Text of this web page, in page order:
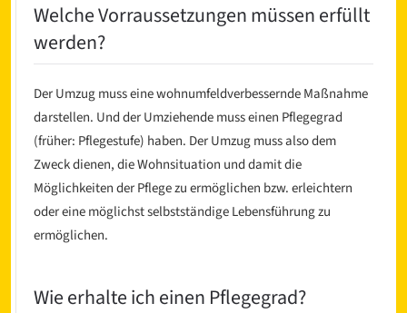
Welche Vorraussetzungen müssen erfüllt
werden?
Der Umzug muss eine wohnumfeldverbessernde Maßnahme
darstellen. Und der Umziehende muss einen Pflegegrad
(früher: Pflegestufe) haben. Der Umzug muss also dem
Zweck dienen, die Wohnsituation und damit die
Möglichkeiten der Pflege zu ermöglichen bzw. erleichtern
oder eine möglichst selbstständige Lebensführung zu
ermöglichen.
Wie erhalte ich einen Pflegegrad?